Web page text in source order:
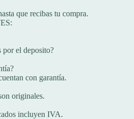
que recibas tu compra.
por el deposito?
con garantía.
originales.
incluyen IVA.